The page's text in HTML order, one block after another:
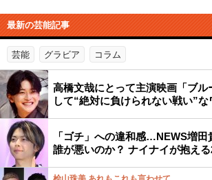
最新の芸能記事
芸能 グラビア コラム
高橋文哉にとって主演映画「ブル
して“絶対に負けられない戦い”な
「ゴチ」への違和感…NEWS増
誰が悪いのか？ ナイナイが抱え